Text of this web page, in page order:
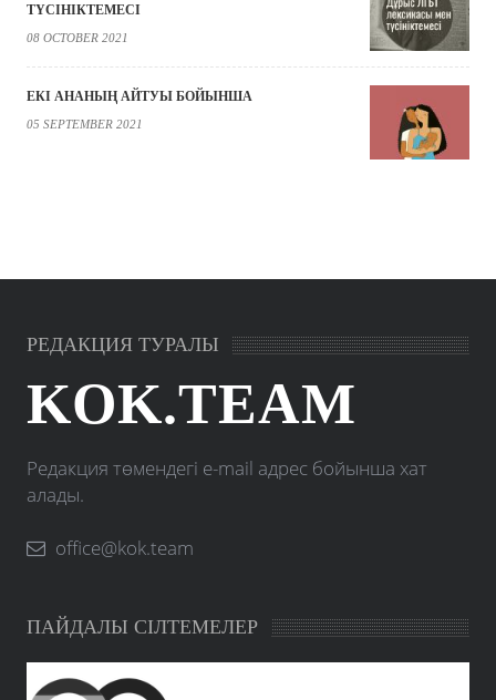
ТҮСІНІКТЕМЕСІ
08 OCTOBER 2021
ЕКІ АНАНЫҢ АЙТУЫ БОЙЫНША
05 SEPTEMBER 2021
РЕДАКЦИЯ ТУРАЛЫ
KOK.TEAM
Редакция төмендегі e-mail адрес бойынша хат
алады.
office@kok.team
ПАЙДАЛЫ СІЛТЕМЕЛЕР